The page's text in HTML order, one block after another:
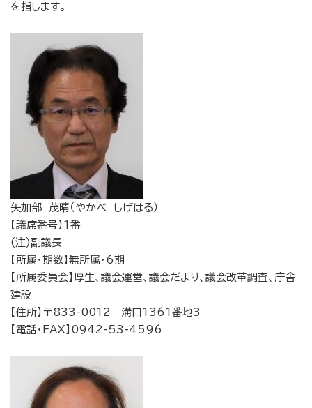
を指します。
矢加部 茂晴（やかべ しげはる）
【議席番号】1番
(注)副議長
【所属・期数】無所属・6期
【所属委員会】厚生、議会運営、議会だより、議会改革調査、庁舎
建設
【住所】〒833-0012 溝口1361番地3
【電話・FAX】0942-53-4596